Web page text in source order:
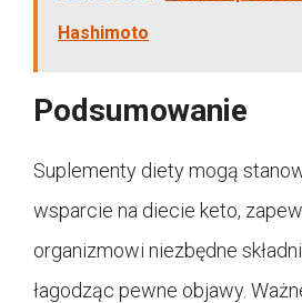
Hashimoto
Podsumowanie
Suplementy diety mogą
wsparcie na diecie keto,
organizmowi niezbędne
łagodząc pewne objawy.